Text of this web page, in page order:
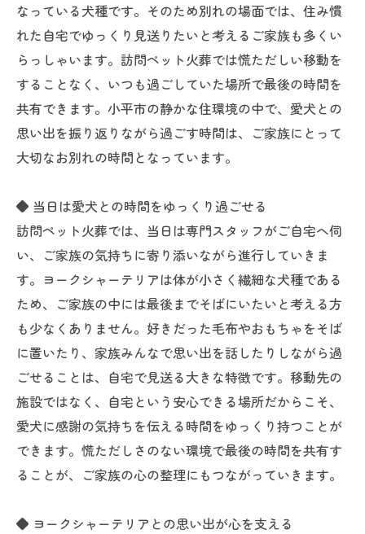
なっている犬種です。そのため別れの場面では、住み慣
れた自宅でゆっくり見送りたいと考えるご家族も多くい
らっしゃいます。訪問ペット火葬では慌ただしい移動を
することなく、いつも過ごしていた場所で最後の時間を
共有できます。小平市の静かな住環境の中で、愛犬との
思い出を振り返りながら過ごす時間は、ご家族にとって
大切なお別れの時間となっています。
◆ 当日は愛犬との時間をゆっくり過ごせる
訪問ペット火葬では、当日は専門スタッフがご自宅へ伺
い、ご家族の気持ちに寄り添いながら進行していきま
す。ヨークシャーテリアは体が小さく繊細な犬種である
ため、ご家族の中には最後までそばにいたいと考える方
も少なくありません。好きだった毛布やおもちゃをそば
に置いたり、家族みんなで思い出を話したりしながら過
ごせることは、自宅で見送る大きな特徴です。移動先の
施設ではなく、自宅という安心できる場所だからこそ、
愛犬に感謝の気持ちを伝える時間をゆっくり持つことが
できます。慌ただしさのない環境で最後の時間を共有す
ることが、ご家族の心の整理にもつながっていきます。
◆ ヨークシャーテリアとの思い出が心を支える